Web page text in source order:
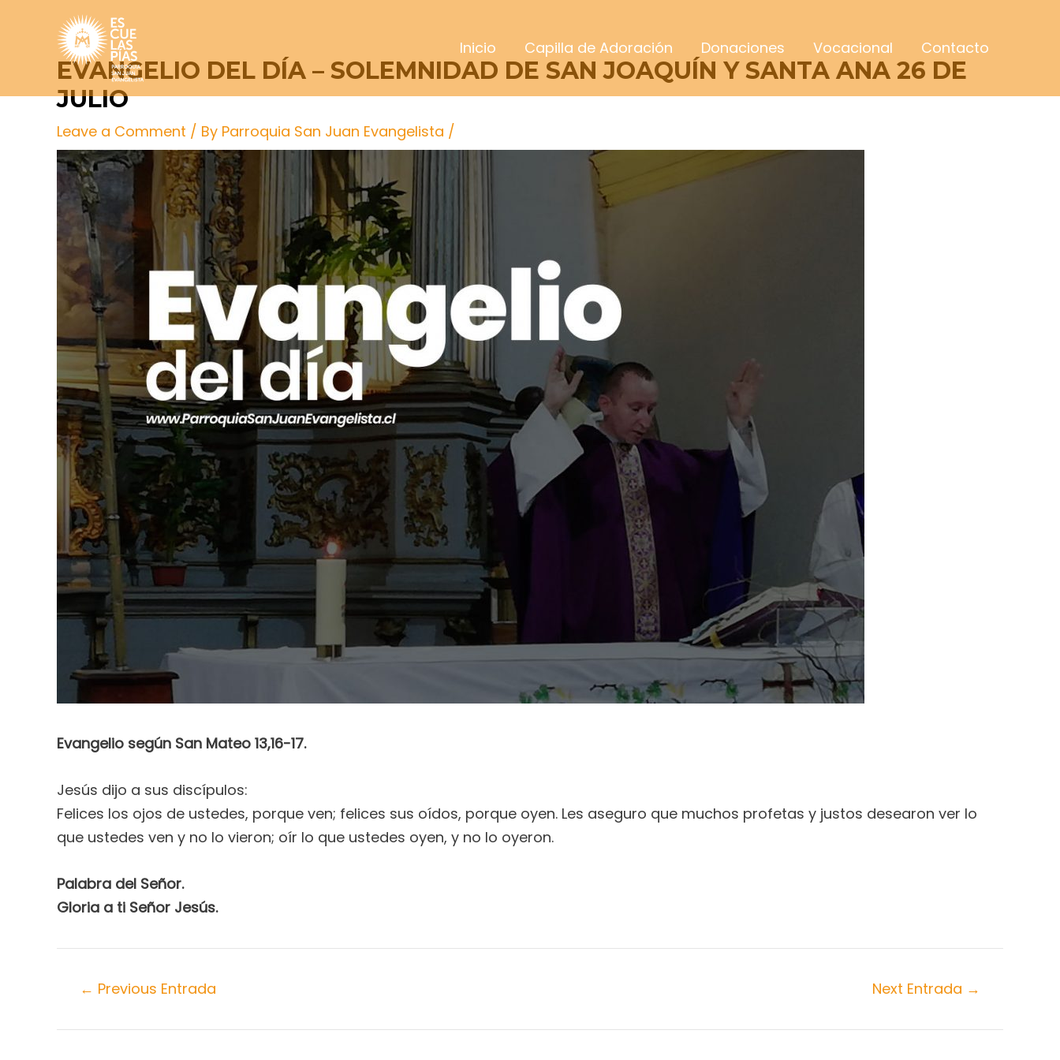
Inicio Capilla de Adoración Donaciones Vocacional Contacto
EVANGELIO DEL DÍA – SOLEMNIDAD DE SAN JOAQUÍN Y SANTA ANA 26 DE
JULIO
Leave a Comment / By Parroquia San Juan Evangelista /
Evangelio según San Mateo 13,16-17.
Jesús dijo a sus discípulos:
Felices los ojos de ustedes, porque ven; felices sus oídos, porque oyen. Les aseguro que muchos profetas y justos desearon ver lo
que ustedes ven y no lo vieron; oír lo que ustedes oyen, y no lo oyeron.
Palabra del Señor.
Gloria a ti Señor Jesús.
Post
navigation
← Previous Entrada Next Entrada →